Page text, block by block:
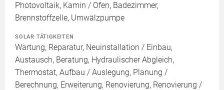
Photovoltaik, Kamin / Ofen, Badezimmer,
Brennstoffzelle, Umwälzpumpe
SOLAR TÄTIGKEITEN
Wartung, Reparatur, Neuinstallation / Einbau,
Austausch, Beratung, Hydraulischer Abgleich,
Thermostat, Aufbau / Auslegung, Planung /
Berechnung, Erweiterung, Renovierung, Renovierung /